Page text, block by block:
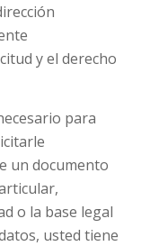
y el derecho
para
un documento
o la base legal
usted tiene